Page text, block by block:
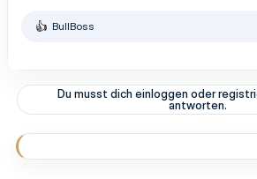
R
t
o
n
n
BullBoss
Du musst dich einloggen oder
antworten.